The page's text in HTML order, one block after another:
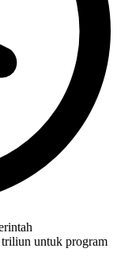
triliun untuk program